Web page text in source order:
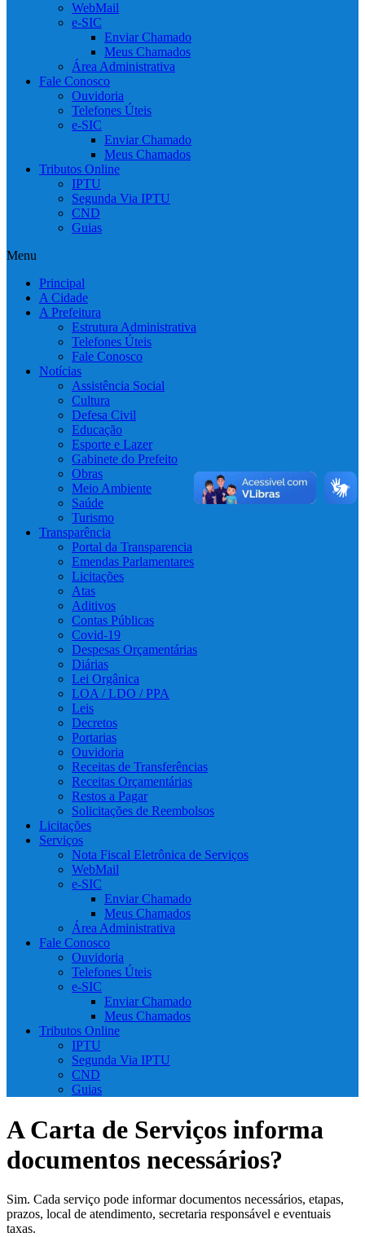
WebMail
e-SIC
Enviar Chamado
Meus Chamados
Área Administrativa
Fale Conosco
Ouvidoria
Telefones Úteis
e-SIC
Enviar Chamado
Meus Chamados
Tributos Online
IPTU
Segunda Via IPTU
CND
Guias
Menu
Principal
A Cidade
A Prefeitura
Estrutura Administrativa
Telefones Úteis
Fale Conosco
Notícias
Assistência Social
Cultura
Defesa Civil
Educação
Esporte e Lazer
Gabinete do Prefeito
Obras
Meio Ambiente
Saúde
Turismo
Transparência
Portal da Transparencia
Emendas Parlamentares
Licitações
Atas
Aditivos
Contas Públicas
Covid-19
Despesas Orçamentárias
Diárias
Lei Orgânica
LOA / LDO / PPA
Leis
Decretos
Portarias
Ouvidoria
Receitas de Transferências
Receitas Orçamentárias
Restos a Pagar
Solicitações de Reembolsos
Licitações
Serviços
Nota Fiscal Eletrônica de Serviços
WebMail
e-SIC
Enviar Chamado
Meus Chamados
Área Administrativa
Fale Conosco
Ouvidoria
Telefones Úteis
e-SIC
Enviar Chamado
Meus Chamados
Tributos Online
IPTU
Segunda Via IPTU
CND
Guias
A Carta de Serviços informa
documentos necessários?
Sim. Cada serviço pode informar documentos necessários, etapas,
prazos, local de atendimento, secretaria responsável e eventuais
taxas.